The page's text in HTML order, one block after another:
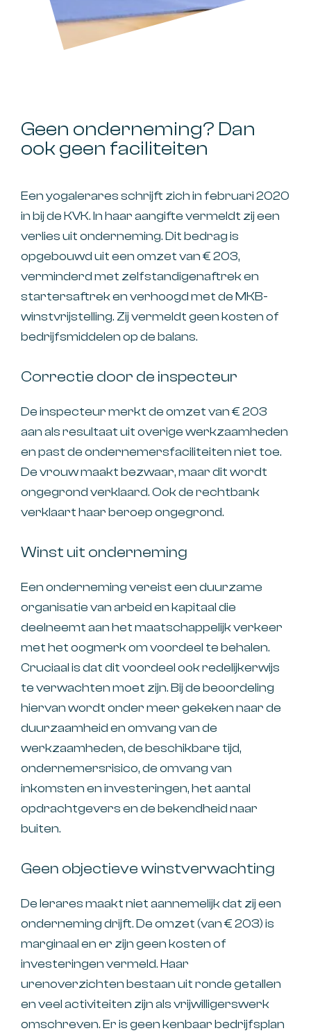
Geen onderneming? Dan
ook geen faciliteiten
Een yogalerares schrijft zich in februari 2020
in bij de KVK. In haar aangifte vermeldt zij een
verlies uit onderneming. Dit bedrag is
opgebouwd uit een omzet van € 203,
verminderd met zelfstandigenaftrek en
startersaftrek en verhoogd met de MKB-
winstvrijstelling. Zij vermeldt geen kosten of
bedrijfsmiddelen op de balans.
Correctie door de inspecteur
De inspecteur merkt de omzet van € 203
aan als resultaat uit overige werkzaamheden
en past de ondernemersfaciliteiten niet toe.
De vrouw maakt bezwaar, maar dit wordt
ongegrond verklaard. Ook de rechtbank
verklaart haar beroep ongegrond.
Winst uit onderneming
Een onderneming vereist een duurzame
organisatie van arbeid en kapitaal die
deelneemt aan het maatschappelijk verkeer
met het oogmerk om voordeel te behalen.
Cruciaal is dat dit voordeel ook redelijkerwijs
te verwachten moet zijn. Bij de beoordeling
hiervan wordt onder meer gekeken naar de
duurzaamheid en omvang van de
werkzaamheden, de beschikbare tijd,
ondernemersrisico, de omvang van
inkomsten en investeringen, het aantal
opdrachtgevers en de bekendheid naar
buiten.
Geen objectieve winstverwachting
De lerares maakt niet aannemelijk dat zij een
onderneming drijft. De omzet (van € 203) is
marginaal en er zijn geen kosten of
investeringen vermeld. Haar
urenoverzichten bestaan uit ronde getallen
en veel activiteiten zijn als vrijwilligerswerk
omschreven. Er is geen kenbaar bedrijfsplan